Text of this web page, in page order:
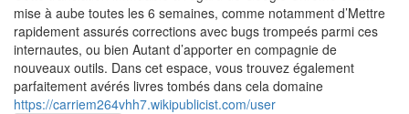
mise à aube toutes les 6 semaines, comme notamment d’Mettre
rapidement assurés corrections avec bugs trompeés parmi ces
internautes, ou bien Autant d’apporter en compagnie de
nouveaux outils. Dans cet espace, vous trouvez également
parfaitement avérés livres tombés dans cela domaine
https://carriem264vhh7.wikipublicist.com/user